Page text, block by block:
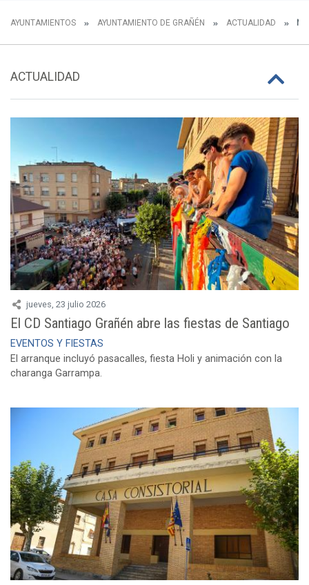
AYUNTAMIENTOS AYUNTAMIENTO DE GRAÑÉN ACTUALIDAD
ACTUALIDAD
jueves, 23 julio 2026
El CD Santiago Grañén abre las fiestas de Santiago
EVENTOS Y FIESTAS
El arranque incluyó pasacalles, fiesta Holi y animación con la
charanga Garrampa.